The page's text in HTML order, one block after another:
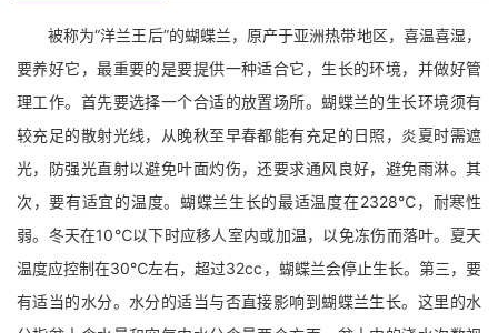
被称为“洋兰王后”的蝴蝶兰，原产于亚洲热带地区，喜温喜湿，
要养好它，最重要的是要提供一种适合它，生长的环境，并做好管
理工作。首先要选择一个合适的放置场所。蝴蝶兰的生长环境须有
较充足的散射光线，从晚秋至早春都能有充足的日照，炎夏时需遮
光，防强光直射以避免叶面灼伤，还要求通风良好，避免雨淋。其
次，要有适宜的温度。蝴蝶兰生长的最适温度在2328℃，耐寒性
弱。冬天在10℃以下时应移人室内或加温，以免冻伤而落叶。夏天
温度应控制在30℃左右，超过32cc，蝴蝶兰会停止生长。第三，要
有适当的水分。水分的适当与否直接影响到蝴蝶兰生长。这里的水